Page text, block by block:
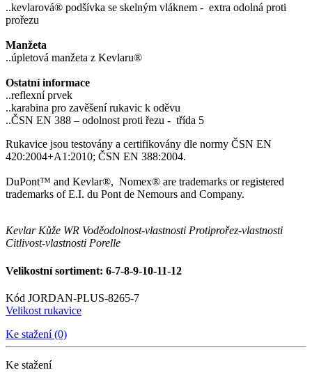
..kevlarová® podšívka se skelným vláknem - extra odolná proti
prořezu
Manžeta
..úpletová manžeta z Kevlaru®
Ostatní informace
..reflexní prvek
..karabina pro zavěšení rukavic k oděvu
..ČSN EN 388 – odolnost proti řezu - třída 5
Rukavice jsou testovány a certifikovány dle normy ČSN EN
420:2004+A1:2010; ČSN EN 388:2004.
DuPont™ and Kevlar®, Nomex® are trademarks or registered
trademarks of E.I. du Pont de Nemours and Company.
Kevlar Kůže WR Voděodolnost-vlastnosti Protiprořez-vlastnosti
Citlivost-vlastnosti Porelle
Velikostní sortiment: 6-7-8-9-10-11-12
Kód JORDAN-PLUS-8265-7
Velikost rukavice
Ke stažení (0)
Ke stažení